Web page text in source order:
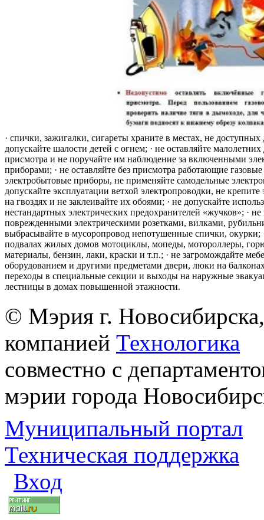
· спички, зажигалки, сигареты храните в местах, не доступных
допускайте шалости детей с огнем; · не оставляйте малолетних
присмотра и не поручайте им наблюдение за включенными
приборами; · не оставляйте без присмотра работающие
электробытовые приборы, не применяйте самодельные
допускайте эксплуатации ветхой электропроводки, не крепите
на гвоздях и не заклеивайте их обоями; · не допускайте
нестандартных электрических предохранителей «жучков»; · не
поврежденными электрическими розетками, вилками,
выбрасывайте в мусоропровод непотушенные спички, окурки;
подвалах жилых домов мотоциклы, мопеды, мотороллеры,
материалы, бензин, лаки, краски и т.п.; · не загромождайте
оборудованием и другими предметами двери, люки на
переходы в специальные секции и выходы на наружные
лестницы в домах повышенной этажности.
© Мэрия г.
компанией Технологика
совместно с
мэрии города
Муниципальный портал
Техническая поддержка
Вход